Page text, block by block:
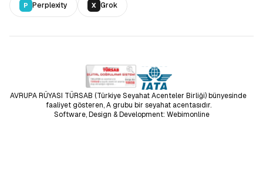
P Perplexity X Grok
AVRUPA RÜYASI TÜRSAB (Türkiye Seyahat Acenteler Birliği) bünyesinde
faaliyet gösteren, A grubu bir seyahat acentasıdır.
Software, Design & Development: Webimonline